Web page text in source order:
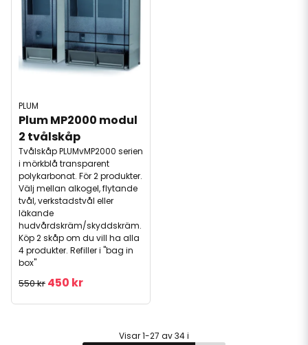
PLUM
Plum MP2000 modul
2 tvålskåp
Tvålskåp PLUMvMP2000 serien
i mörkblå transparent
polykarbonat. För 2 produkter.
Välj mellan alkogel, flytande
tvål, verkstadstvål eller
läkande
hudvårdskräm/skyddskräm.
Köp 2 skåp om du vill ha alla
4 produkter. Refiller i "bag in
box"
550 kr 450 kr
Visar 1-27 av 34 i